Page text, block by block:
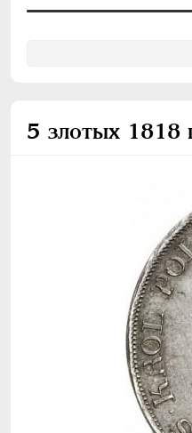
5 злотых 1818